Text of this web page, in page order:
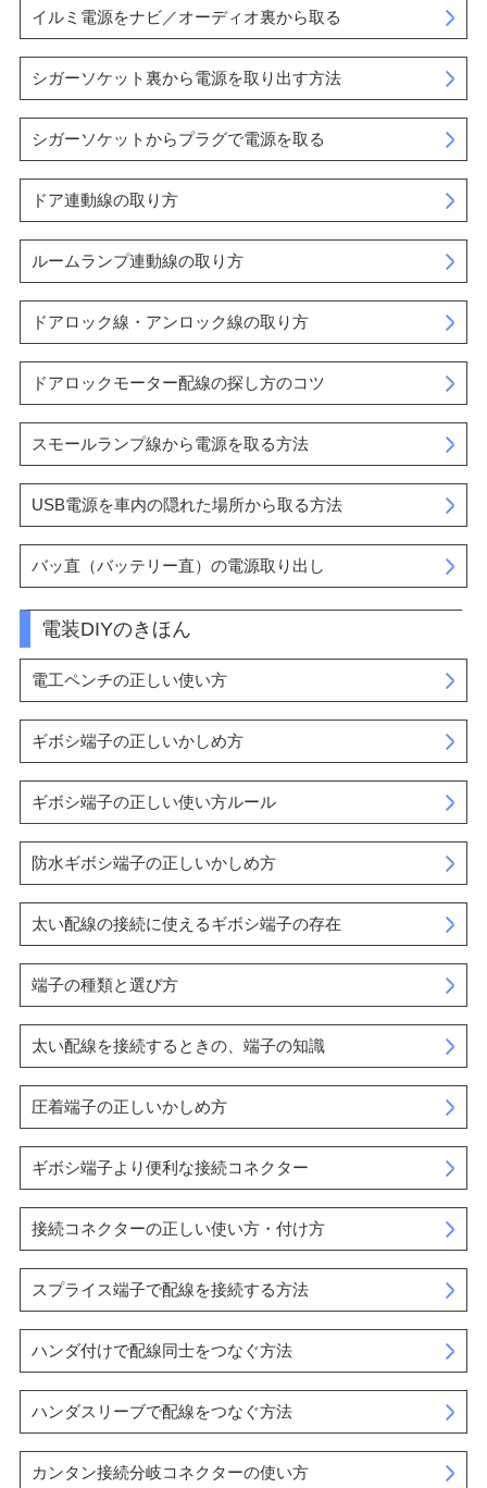
イルミ電源をナビ／オーディオ裏から取る
シガーソケット裏から電源を取り出す方法
シガーソケットからプラグで電源を取る
ドア連動線の取り方
ルームランプ連動線の取り方
ドアロック線・アンロック線の取り方
ドアロックモーター配線の探し方のコツ
スモールランプ線から電源を取る方法
USB電源を車内の隠れた場所から取る方法
バッ直（バッテリー直）の電源取り出し
電装DIYのきほん
電工ペンチの正しい使い方
ギボシ端子の正しいかしめ方
ギボシ端子の正しい使い方ルール
防水ギボシ端子の正しいかしめ方
太い配線の接続に使えるギボシ端子の存在
端子の種類と選び方
太い配線を接続するときの、端子の知識
圧着端子の正しいかしめ方
ギボシ端子より便利な接続コネクター
接続コネクターの正しい使い方・付け方
スプライス端子で配線を接続する方法
ハンダ付けで配線同士をつなぐ方法
ハンダスリーブで配線をつなぐ方法
カンタン接続分岐コネクターの使い方